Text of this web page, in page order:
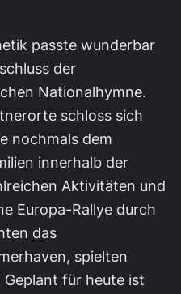
passte wunderbar
der
Nationalhymne.
schloss sich
nochmals dem
innerhalb der
Aktivitäten und
Europa-Rallye durch
das
spielten
Geplant für heute ist